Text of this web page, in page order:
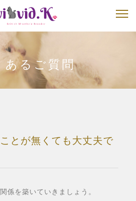
あるご質問
とが無くても大丈夫で
係を築いていきましょう。